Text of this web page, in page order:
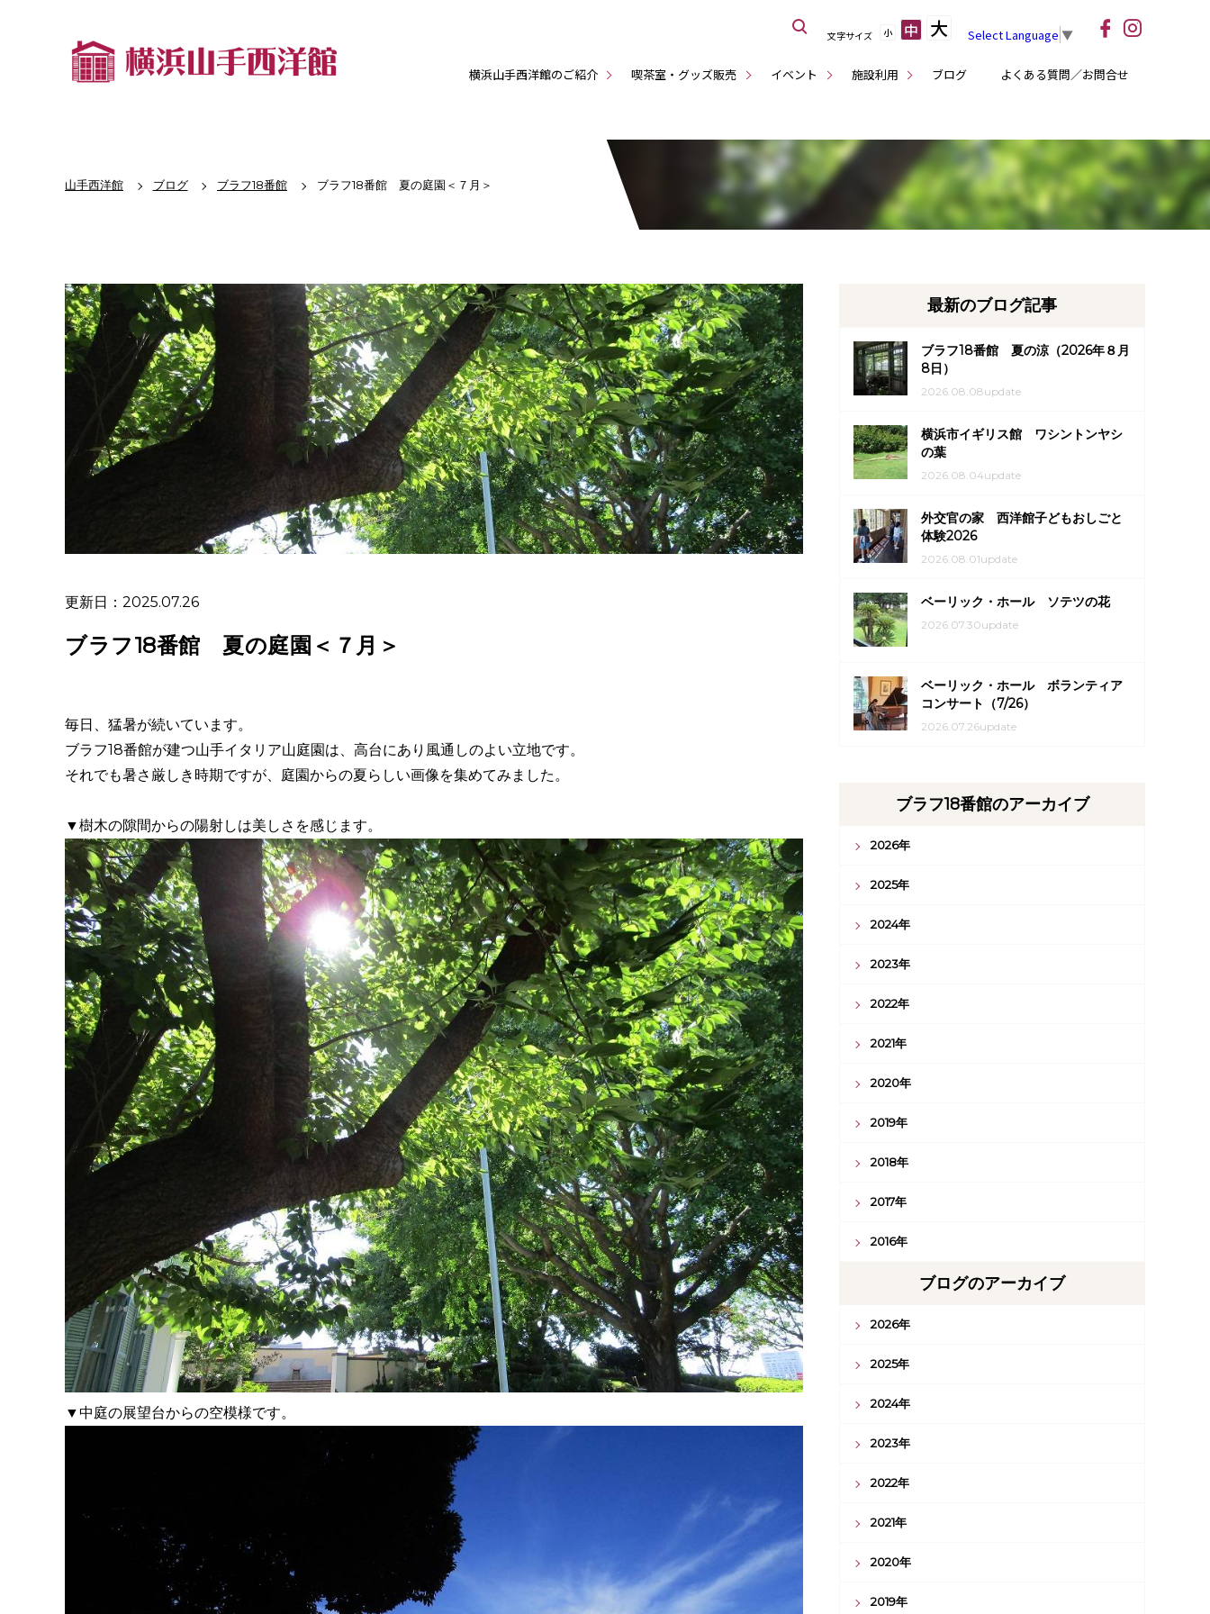
横浜山手西洋館のご紹介 喫茶室・グッズ販売 イベント 施設利用 ブログ よくある質問／お問合せ
文字サイズ 小 中 大 Select Language ▼
山手西洋館 ブログ ブラフ18番館 ブラフ18番館 夏の庭園＜７月＞
更新日：2025.07.26
ブラフ18番館 夏の庭園＜７月＞
毎日、猛暑が続いています。
ブラフ18番館が建つ山手イタリア山庭園は、高台にあり風通しのよい立地です。
それでも暑さ厳しき時期ですが、庭園からの夏らしい画像を集めてみました。
▼樹木の隙間からの陽射しは美しさを感じます。
▼中庭の展望台からの空模様です。
最新のブログ記事
ブラフ18番館 夏の涼（2026年８月
8日）
2026.08.08update
横浜市イギリス館 ワシントンヤシ
の葉
2026.08.04update
外交官の家 西洋館子どもおしごと
体験2026
2026.08.01update
ベーリック・ホール ソテツの花
2026.07.30update
ベーリック・ホール ボランティア
コンサート（7/26）
2026.07.26update
ブラフ18番館のアーカイブ
2026年
2025年
2024年
2023年
2022年
2021年
2020年
2019年
2018年
2017年
2016年
ブログのアーカイブ
2026年
2025年
2024年
2023年
2022年
2021年
2020年
2019年